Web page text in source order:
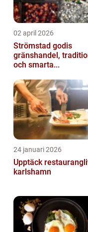
02 april 2026
Strömstad godis
gränshandel,
och smarta...
24 januari 2026
Upptäck
karlshamn